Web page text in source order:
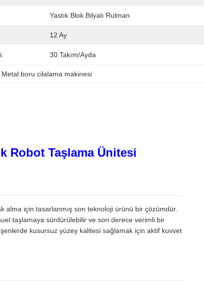
Yastık Blok Bilyalı Rulman
12 Ay
30 Takım/ayda
Metal boru cilalama makinesi
Robot Taşlama Ünitesi
için tasarlanmış son teknoloji ürünü bir çözümdür.
taşlamaya sürdürülebilir ve son derece verimli bir
kusursuz yüzey kalitesi sağlamak için aktif kuvvet